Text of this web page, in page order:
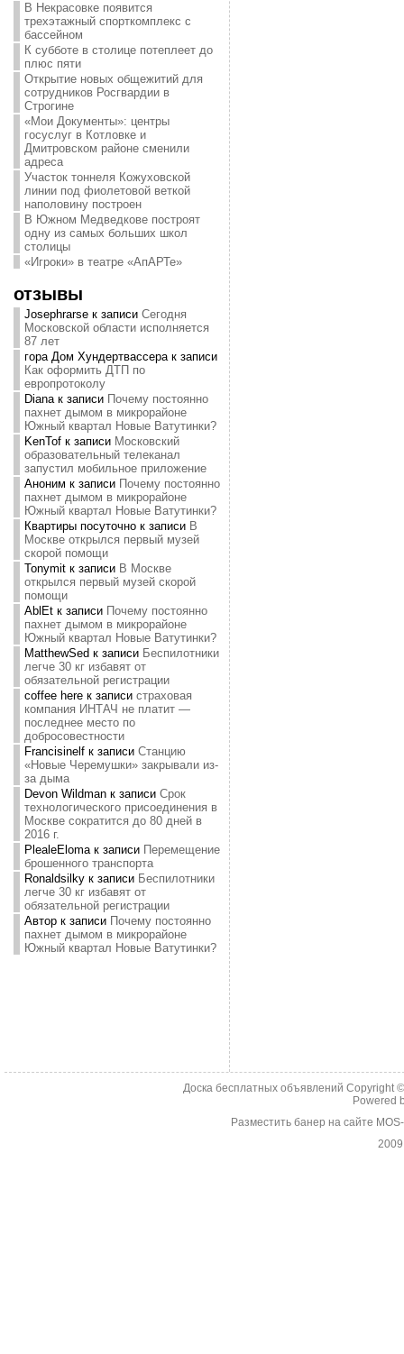
В Некрасовке появится
трехэтажный спорткомплекс с
бассейном
К субботе в столице потеплеет до
плюс пяти
Открытие новых общежитий для
сотрудников Росгвардии в
Строгине
«Мои Документы»: центры
госуслуг в Котловке и
Дмитровском районе сменили
адреса
Участок тоннеля Кожуховской
линии под фиолетовой веткой
наполовину построен
В Южном Медведкове построят
одну из самых больших школ
столицы
«Игроки» в театре «АпАРТе»
отзывы
Josephrarseк записи Сегодня
Московской области исполняется
87 лет
гора Дом Хундертвассерак записи
Как оформить ДТП по
европротоколу
Dianaк записи Почему постоянно
пахнет дымом в микрорайоне
Южный квартал Новые Ватутинки?
KenTofк записи Московский
образовательный телеканал
запустил мобильное приложение
Аноним к записи Почему постоянно
пахнет дымом в микрорайоне
Южный квартал Новые Ватутинки?
Квартиры посуточнок записи В
Москве открылся первый музей
скорой помощи
Tonymitк записи В Москве
открылся первый музей скорой
помощи
AblEtк записи Почему постоянно
пахнет дымом в микрорайоне
Южный квартал Новые Ватутинки?
MatthewSed к записи Беспилотники
легче 30 кг избавят от
обязательной регистрации
coffee hereк записи страховая
компания ИНТАЧ не платит —
последнее место по
добросовестности
Francisinelfк записи Станцию
«Новые Черемушки» закрывали из-
за дыма
Devon Wildmanк записи Срок
технологического присоединения в
Москве сократится до 80 дней в
2016 г.
PlealeElomaк записи Перемещение
брошенного транспорта
Ronaldsilkyк записи Беспилотники
легче 30 кг избавят от
обязательной регистрации
Авторк записи Почему постоянно
пахнет дымом в микрорайоне
Южный квартал Новые Ватутинки?
Доска бесплатных объявлений Copyright
Powered
Разместить банер на сайте